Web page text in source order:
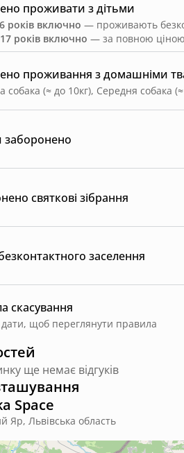
проживання з домашніми
собака (≈ до 10кг), Середня собака
проживати з дітьми
років включно — проживають
років включно — за повною ціною,
заборонено
святкові зібрання
заселення
скасування
дати, щоб переглянути правила
ще немає відгуків
Space
Яр, Львівська область